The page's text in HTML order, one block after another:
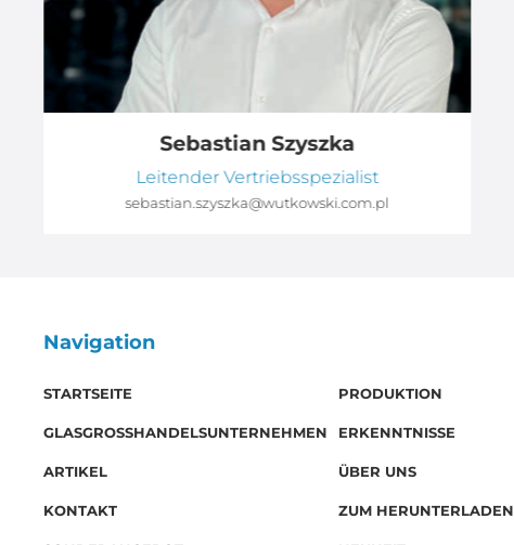
Sebastian Szyszka
Leitender Vertriebsspezialist
sebastian.szyszka@wutkowski.com.pl
Navigation
STARTSEITE PRODUKTION
GLASGROSSHANDELSUNTERNEHMEN ERKENNTNISSE
ARTIKEL ÜBER UNS
KONTAKT ZUM HERUNTERLADEN